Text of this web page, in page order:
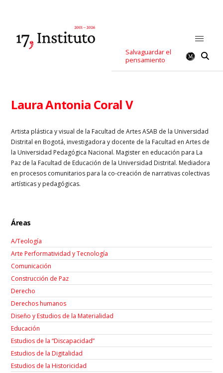
Salvaguardar el
pensamiento
Laura Antonia Coral V
Artista plástica y visual de la Facultad de Artes ASAB de la Universidad
Distrital en Bogotá, investigadora y docente de la Facultad en Artes de
la Universidad Pedagógica Nacional. Magister en educación para La
Paz de la Facultad de Educación de la Universidad Distrital. Mediadora
en procesos comunitarios para la co-creación de narrativas colectivas
artísticas y pedagógicas.
Áreas
A/Teología
Arte Performatividad y Tecnología
Comunicación
Construcción de Paz
Derecho
Derechos humanos
Diseño y Estudios de la Materialidad
Educación
Estudios de la “Discapacidad”
Estudios de la Digitalidad
Estudios de la Historicidad